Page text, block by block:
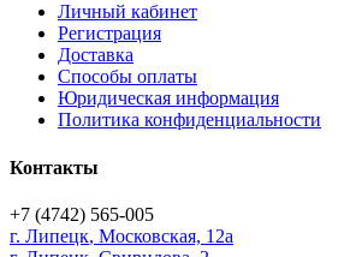
Личный кабинет
Регистрация
Доставка
Способы оплаты
Юридическая информация
Политика конфиденциальности
Контакты
+7 (4742) 565-005
г. Липецк, Московская, 12а